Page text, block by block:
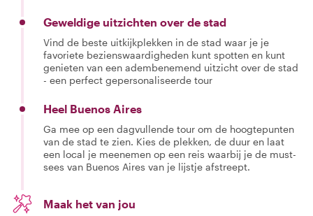
Geweldige uitzichten over de stad
Vind de beste uitkijkplekken in de stad waar je je
favoriete bezienswaardigheden kunt spotten en kunt
genieten van een adembenemend uitzicht over de stad
- een perfect gepersonaliseerde tour
Heel Buenos Aires
Ga mee op een dagvullende tour om de hoogtepunten
van de stad te zien. Kies de plekken, de duur en laat
een local je meenemen op een reis waarbij je de must-
sees van Buenos Aires van je lijstje afstreept.
Maak het van jou